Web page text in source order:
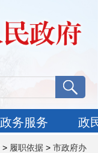
> 履职依据 > 市政府办